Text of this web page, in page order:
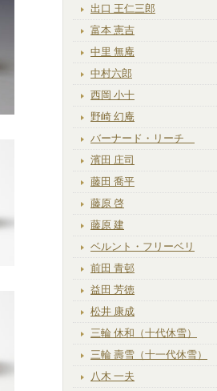
出口 王仁三郎
富本 憲吉
中里 無庵
中村六郎
西岡 小十
野崎 幻庵
バーナード・リーチ
濱田 庄司
藤田 喬平
藤原 啓
藤原 建
ベルント・フリーベリ
前田 青邨
益田 芳徳
松井 康成
三輪 休和（十代休雪）
三輪 壽雪（十一代休雪）
八木 一夫